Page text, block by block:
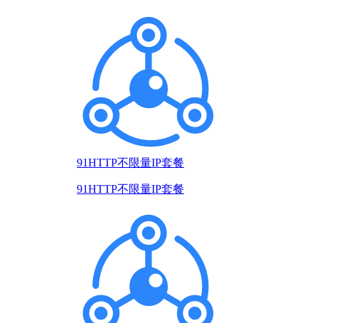
91HTTP不限量IP套餐
91HTTP不限量IP套餐